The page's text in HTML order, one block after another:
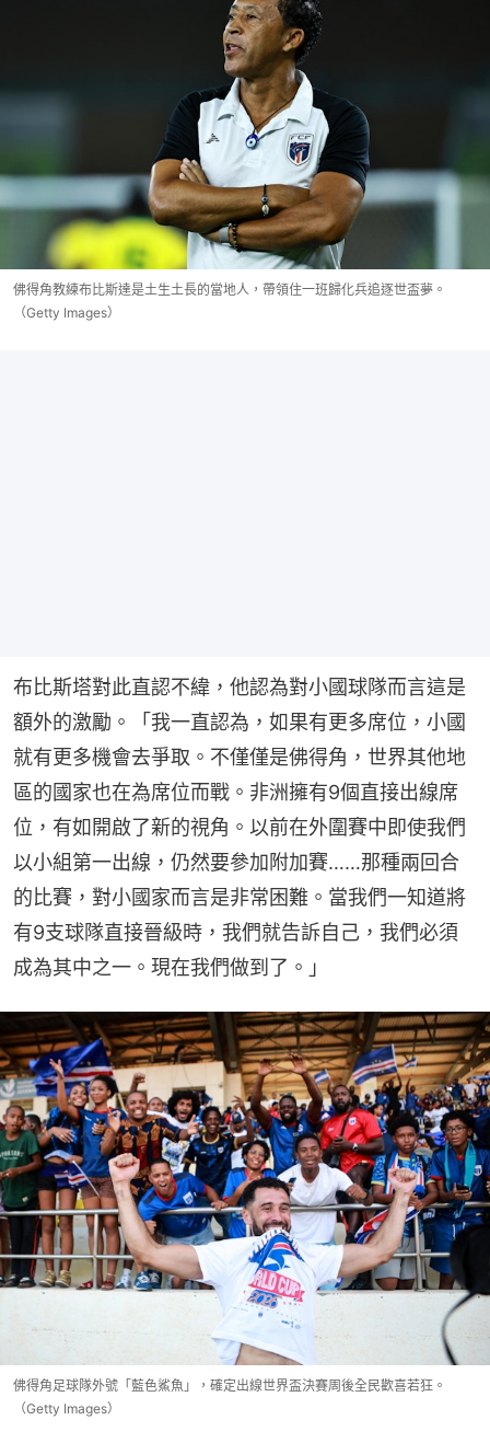
佛得角教練布比斯達是土生土長的當地人，帶領住一班歸化兵追逐世盃夢。
（Getty Images）
布比斯塔對此直認不緯，他認為對小國球隊而言這是
額外的激勵。「我一直認為，如果有更多席位，小國
就有更多機會去爭取。不僅僅是佛得角，世界其他地
區的國家也在為席位而戰。非洲擁有9個直接出線席
位，有如開啟了新的視角。以前在外圍賽中即使我們
以小組第一出線，仍然要參加附加賽……那種兩回合
的比賽，對小國家而言是非常困難。當我們一知道將
有9支球隊直接晉級時，我們就告訴自己，我們必須
成為其中之一。現在我們做到了。」
佛得角足球隊外號「藍色鯊魚」，確定出線世界盃決賽周後全民歡喜若狂。
（Getty Images）